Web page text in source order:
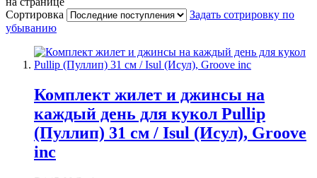
Сортировка
Задать сотрировку по
убыванию
Комплект жилет и джинсы на
каждый день для кукол Pullip
(Пуллип) 31 см / Isul (Исул), Groove
inc